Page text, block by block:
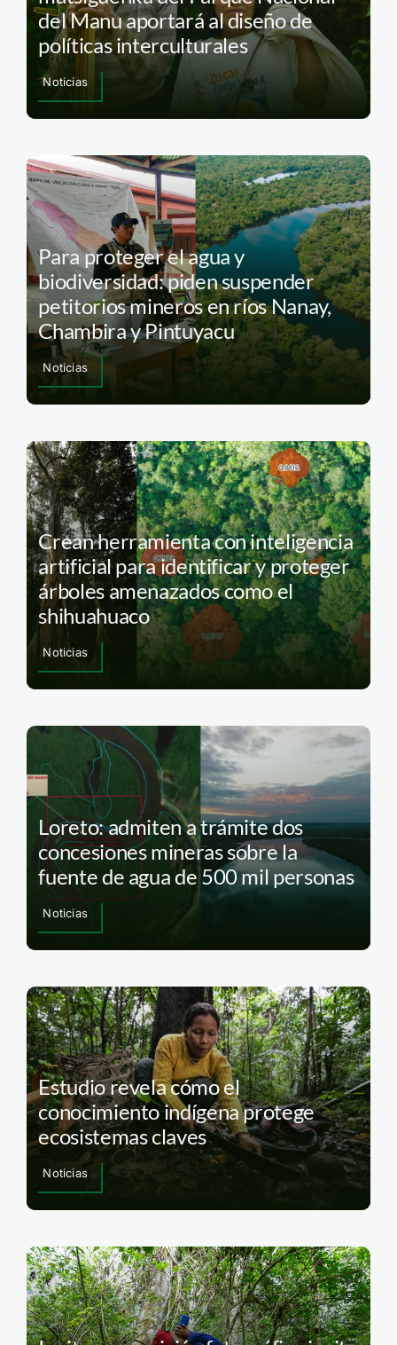
del Manu aportará al diseño de
políticas interculturales
Noticias
Para proteger el agua y
biodiversidad: piden suspender
petitorios mineros en ríos Nanay,
Chambira y Pintuyacu
Noticias
Crean herramienta con inteligencia
artificial para identificar y proteger
árboles amenazados como el
shihuahuaco
Noticias
Loreto: admiten a trámite dos
concesiones mineras sobre la
fuente de agua de 500 mil personas
Noticias
Estudio revela cómo el
conocimiento indígena protege
ecosistemas claves
Noticias